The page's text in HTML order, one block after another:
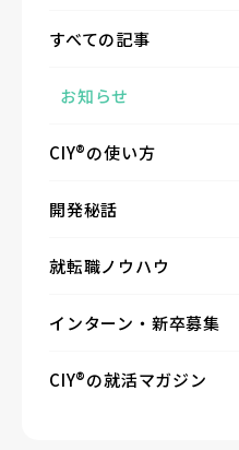
すべての記事
お知らせ
CIY®の使い方
開発秘話
就転職ノウハウ
インターン・新卒募集
CIY®の就活マガジン